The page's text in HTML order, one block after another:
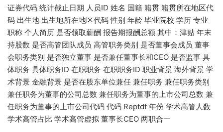
证券代码 统计截止日期 人员ID 姓名 国籍 籍贯 籍贯所在地区代
码 出生地 出生地所在地区代码 性别 年龄 毕业院校 学历 专业
职称 个人简历 是否领取薪酬 报告期报酬总额 其中：津贴 年末
持股数 是否高管团队成员 高管职务类别 是否董事会成员 董事
会职务类别 是否独立董事 是否兼任董事长和CEO 是否监事 具
体职务 具体职务ID 在职职务 在职职务ID 职业背景 海外背景 学
术背景 金融背景 是否在股东单位兼任 兼任职务 兼任职务类别
兼任职务为董事的公司总数 兼任职务为董事的上市公司总数 兼
任职务为董事的上市公司代码 代码 Reptdt 年份 学术高管人数
学术高管占比 学术高管虚拟 董事长CEO 两职合一